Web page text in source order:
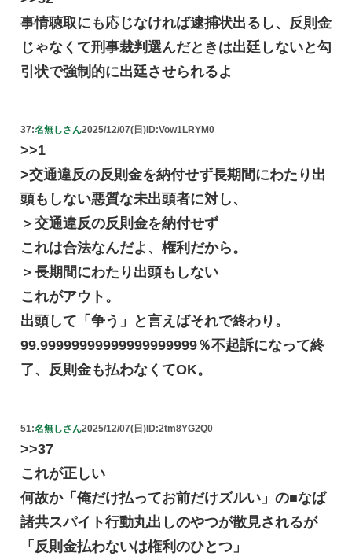
事情聴取にも応じなければ逮捕状出るし、反則金
じゃなくて刑事裁判選んだときは出廷しないと勾
引状で強制的に出廷させられるよ
37:名無しさん2025/12/07(日) ID:Vow1LRYM0
>>1
>交通違反の反則金を納付せず長期間にわたり出
頭もしない悪質な未出頭者に対し、
＞交通違反の反則金を納付せず
これは合法なんだよ、権利だから。
＞長期間にわたり出頭もしない
これがアウト。
出頭して「争う」と言えばそれで終わり。
99.99999999999999999999％不起訴になって終
了、反則金も払わなくてOK。
51:名無しさん2025/12/07(日) ID:2tm8YG2Q0
>>37
これが正しい
何故か「俺だけ払ってお前だけズルい」の■なば
諸共スパイト行動丸出しのやつが散見されるが
「反則金払わないは権利のひとつ」